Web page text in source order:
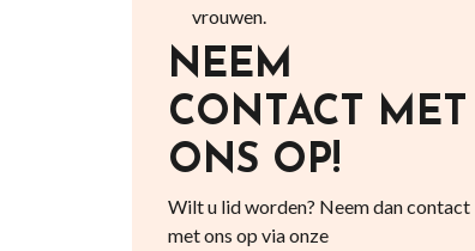
vrouwen.
NEEM
CONTACT MET
ONS OP!
Wilt u lid worden? Neem dan contact
met ons op via onze